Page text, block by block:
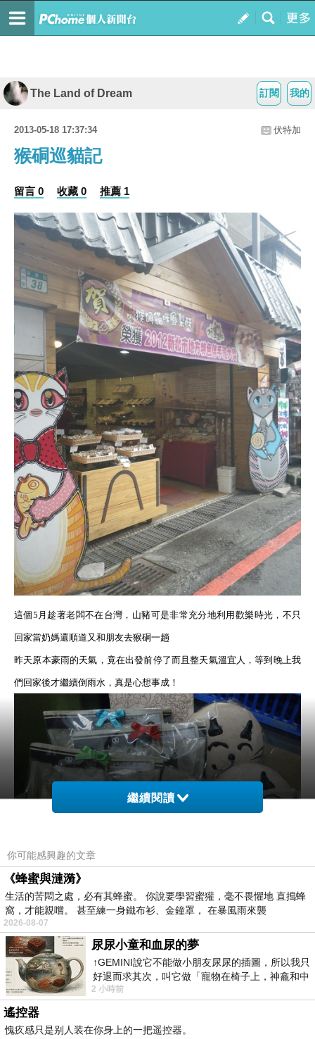
我的
訂閱
The Land of Dream
2013-05-18 17:37:34 伏特加
猴硐巡貓記
留言 0 收藏 0 推薦 1
這個5 月趁著老闆不在台灣，山豬可是非常充分地利用歡樂時光，不只
回家當奶媽還順道又和朋友去猴硐一趟
昨天原本豪雨的天氣，竟在出發前停了而且整天氣溫宜人，等到晚上我
們回家後才繼續倒雨水，真是心想事成！
二年多沒去猴硐，改變很多，尤其是與貓奴詐騙集團產業合作的商品真
是多樣化，連鳳梨酥都是貓
讓貓奴成癮症患者的山豬才一出火車站，就在
是買了一堆鳳梨酥，明明我就不嗜甜
這還不打緊，在步入遊客中心園區前，眼尖地瞧見攤販上一瓶瓶的小水
瓶，上面印著古錐的貓樣
拿起水瓶和朋友研究半天，應該是給人類喝的，為求慎重起見山豬還是
繼續閱讀
你可能感興趣的文章
《蜂蜜與漣漪》
生活的苦悶之處，必有其蜂蜜。 你說要學習蜜獾，毫不畏懼地 直搗蜂
窩，才能親嚐。 甚至練一身鐵布衫、金鐘罩， 在暴風雨來襲
2026-08-07
尿尿小童和血尿的夢
↑GEMINI說它不能做小朋友尿尿的插圖，所以我只
好退而求其次，叫它做「寵物在椅子上，神龕和中
年人臉孔」的畫了。 六月底
2 小時前
遙控器
愧疚感只是别人装在你身上的一把遥控器。